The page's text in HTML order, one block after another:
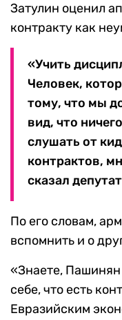
Затулин оценил
контракту как
«Учить
Человек,
тому, что мы
вид, что
слушать от
контрактов,
сказал
По его словам,
вспомнить и о
«Знаете,
себе, что есть
Евразийским